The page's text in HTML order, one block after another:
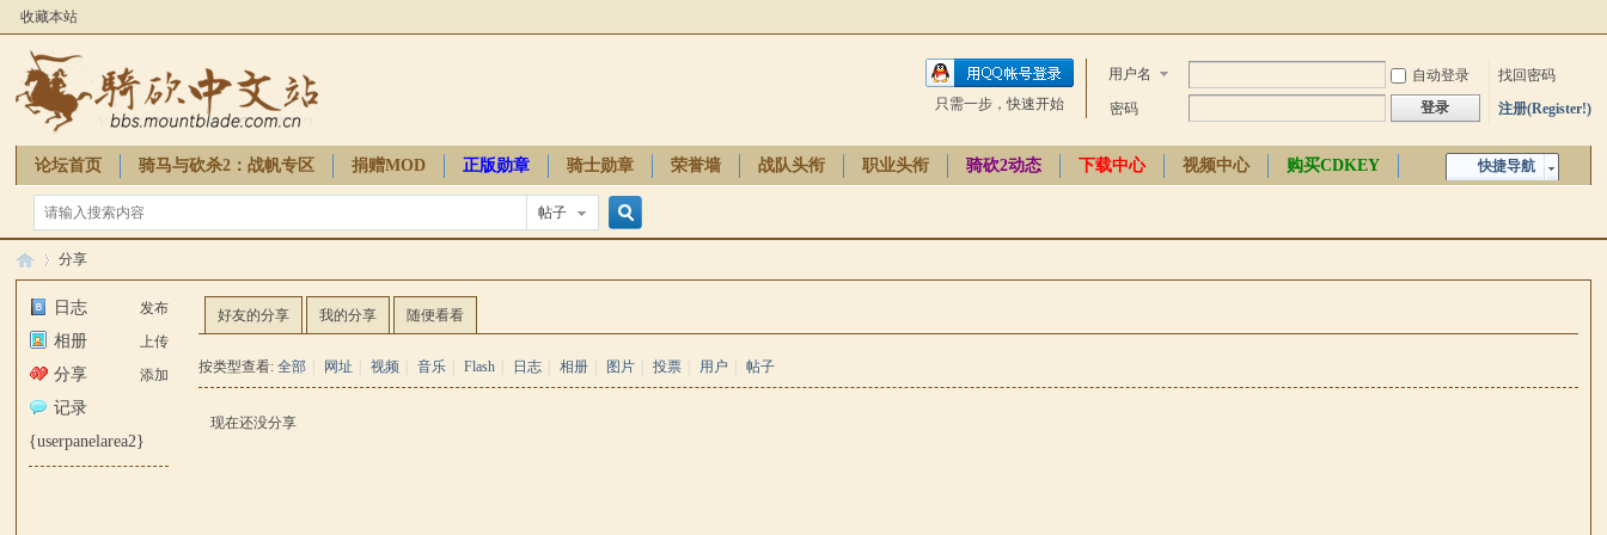
收藏本站
用户名 自动登录
找回密码
密码
登录 注册(Register!)
只需一步，快速开始
快捷导航
论坛首页 骑马与砍杀2：战帆专区 捐赠MOD 正版勋章 骑士勋章 荣誉墙 战队头衔 职业头衔 骑砍2动态 下载中心 视频中心
购买CDKEY
骑砍周边
帖子
分享
发布
日志
上传
相册
添加
分享
记录
{userpanelarea2}
好友的分享 我的分享 随便看看
按类型查看:全部 网址 视频 音乐 Flash 日志 相册 图片 投票 用户 帖子
现在还没分享